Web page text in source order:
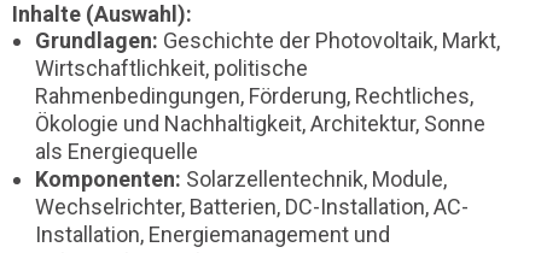
Inhalte (Auswahl):
Grundlagen: Geschichte der Photovoltaik, Markt,
Wirtschaftlichkeit, politische
Rahmenbedingungen, Förderung, Rechtliches,
Ökologie und Nachhaltigkeit, Architektur, Sonne
als Energiequelle
Komponenten: Solarzellentechnik, Module,
Wechselrichter, Batterien, DC-Installation, AC-
Installation, Energiemanagement und